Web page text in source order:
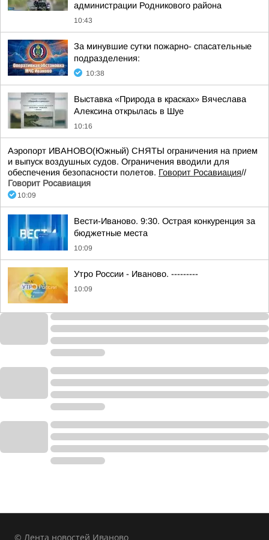
администрации Родникового района
10:43
За минувшие сутки пожарно- спасательные
подразделения:
10:38
Выставка «Природа в красках» Вячеслава
Алексина открылась в Шуе
10:16
Аэропорт ИВАНОВО(Южный) СНЯТЫ ограничения на прием
и выпуск воздушных судов. Ограничения вводили для
обеспечения безопасности полетов. Говорит Росавиация//
Говорит Росавиация
10:09
Вести-Иваново. 9:30. Острая конкуренция за
бюджетные места
10:09
Утро России - Иваново. ---------
10:09
© Лента новостей Иваново